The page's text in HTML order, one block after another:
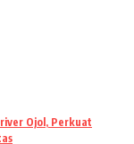
Ojol, Perkuat